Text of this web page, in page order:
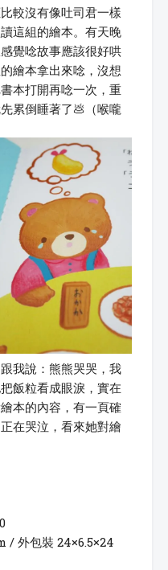
較沒有像吐司君一樣
這組的繪本。有天晚
覺唸故事應該很好哄
繪本拿出來唸，沒想
本打開再唸一次，重
累倒睡著了💩（喉嚨
我說：熊熊哭哭，我
飯粒看成眼淚，實在
本的內容，有一頁確
在哭泣，看來她對繪
/ 外包裝 24×6.5×24